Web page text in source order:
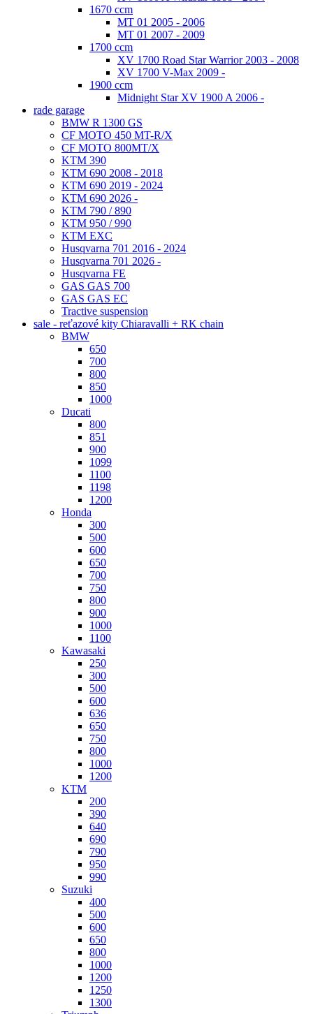
1670 ccm
MT 01 2005 - 2006
MT 01 2007 - 2009
1700 ccm
XV 1700 Road Star Warrior 2003 - 2008
XV 1700 V-Max 2009 -
1900 ccm
Midnight Star XV 1900 A 2006 -
rade garage
BMW R 1300 GS
CF MOTO 450 MT-R/X
CF MOTO 800MT/X
KTM 390
KTM 690 2008 - 2018
KTM 690 2019 - 2024
KTM 690 2026 -
KTM 790 / 890
KTM 950 / 990
KTM EXC
Husqvarna 701 2016 - 2024
Husqvarna 701 2026 -
Husqvarna FE
GAS GAS 700
GAS GAS EC
Tractive suspension
sale - reťazové kity Chiaravalli + RK chain
BMW
650
700
800
850
1000
Ducati
800
851
900
1099
1100
1198
1200
Honda
300
500
600
650
700
750
800
900
1000
1100
Kawasaki
250
300
500
600
636
650
750
800
1000
1200
KTM
200
390
640
690
790
950
990
Suzuki
400
500
600
650
800
1000
1200
1250
1300